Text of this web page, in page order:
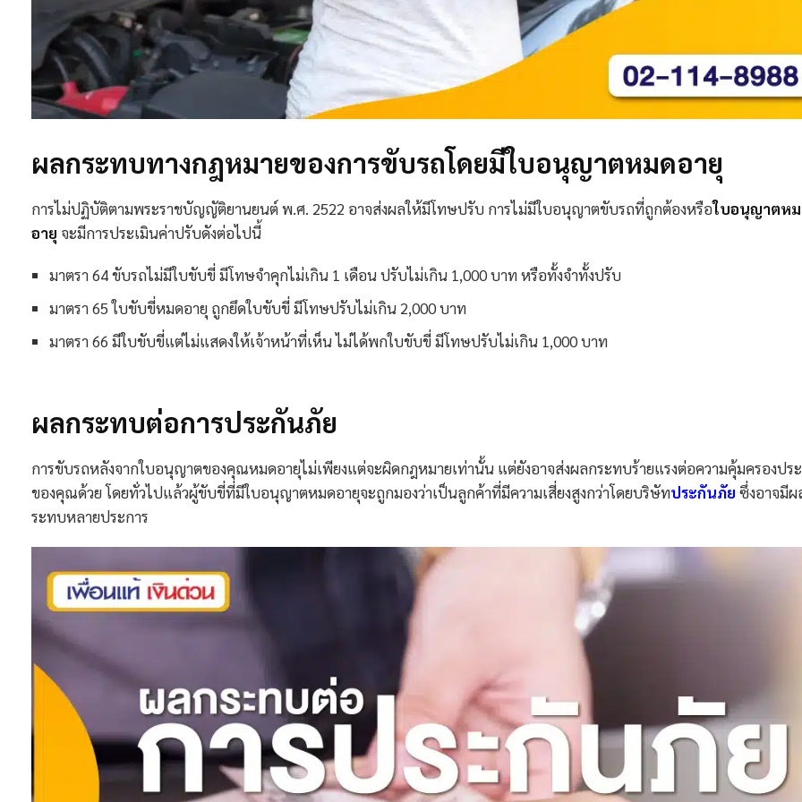
ผลกระทบทางกฎหมายของการขับรถโดยมีใบอนุญาตหมดอายุ
การไม่ปฏิบัติตามพระราชบัญญัติยานยนต์ พ.ศ. 2522 อาจส่งผลให้มีโทษปรับ การไม่มีใบอนุญาตขับรถที่ถูกต้องหรือใบอนุญาตห
อายุ จะมีการประเมินค่าปรับดังต่อไปนี้
มาตรา 64 ขับรถไม่มีใบขับขี่ มีโทษจำคุกไม่เกิน 1 เดือน ปรับไม่เกิน 1,000 บาท หรือทั้งจำทั้งปรับ
มาตรา 65 ใบขับขี่หมดอายุ ถูกยึดใบขับขี่ มีโทษปรับไม่เกิน 2,000 บาท
มาตรา 66 มีใบขับขี่แต่ไม่แสดงให้เจ้าหน้าที่เห็น ไม่ได้พกใบขับขี่ มีโทษปรับไม่เกิน 1,000 บาท
ผลกระทบต่อการประกันภัย
การขับรถหลังจากใบอนุญาตของคุณหมดอายุไม่เพียงแต่จะผิดกฎหมายเท่านั้น แต่ยังอาจส่งผลกระทบร้ายแรงต่อความคุ้มครองปร
ของคุณด้วย โดยทั่วไปแล้วผู้ขับขี่ที่มีใบอนุญาตหมดอายุจะถูกมองว่าเป็นลูกค้าที่มีความเสี่ยงสูงกว่าโดยบริษัทประกันภัย ซึ่งอาจมีผ
ระทบหลายประการ